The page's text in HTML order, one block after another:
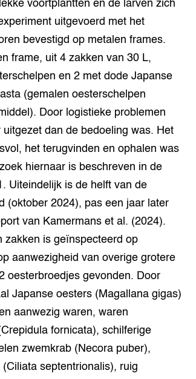
voortplantten en de larven zich
uitgevoerd met het
bevestigd op metalen frames.
frame, uit 4 zakken van 30 L,
en 2 met dode Japanse
(gemalen oesterschelpen
Door logistieke problemen
dan de bedoeling was. Het
het terugvinden en ophalen was
hiernaar is beschreven in de
Uiteindelijk is de helft van de
(oktober 2024), pas een jaar later
van Kamermans et al. (2024).
zakken is geïnspecteerd op
aanwezigheid van overige grotere
oesterbroedjes gevonden. Door
Japanse oesters (Magallana gigas)
aanwezig waren, waren
fornicata), schilferige
zwemkrab (Necora puber),
septentrionalis), ruig